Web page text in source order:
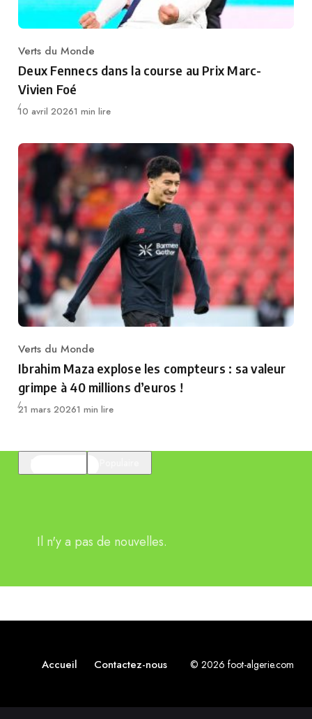
Category
Verts du Monde
Deux Fennecs dans la course au Prix Marc-
Vivien Foé
Publié
10 avril 20261 min lire
Category
Verts du Monde
Ibrahim Maza explose les compteurs : sa valeur
grimpe à 40 millions d’euros !
Publié
21 mars 20261 min lire
Il n'y a pas de nouvelles.
Accueil Contactez-nous © 2026 foot-algerie.com